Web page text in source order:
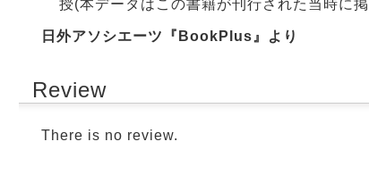
授(本データはこの書籍が刊行された当時に
日外アソシエーツ『BookPlus』より
Review
There is no review.